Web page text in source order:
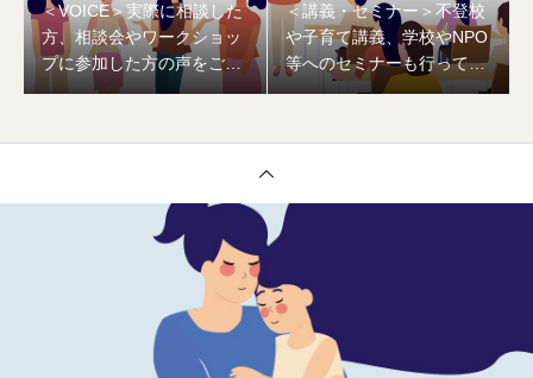
＜VOICE＞実際に相談した
方、相談会やワークショッ
プに参加した方の声をご紹
＜講義・セミナー＞不登校
や子育て講義、学校やNPO
等へのセミナーも行ってい